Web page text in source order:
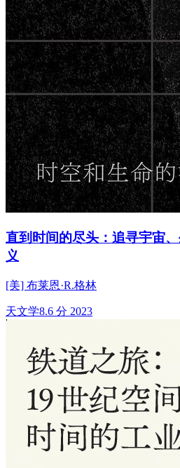
直到时间的尽头：追寻宇宙
义
[美] 布莱恩·R.格林
天文学8.6 分 2023